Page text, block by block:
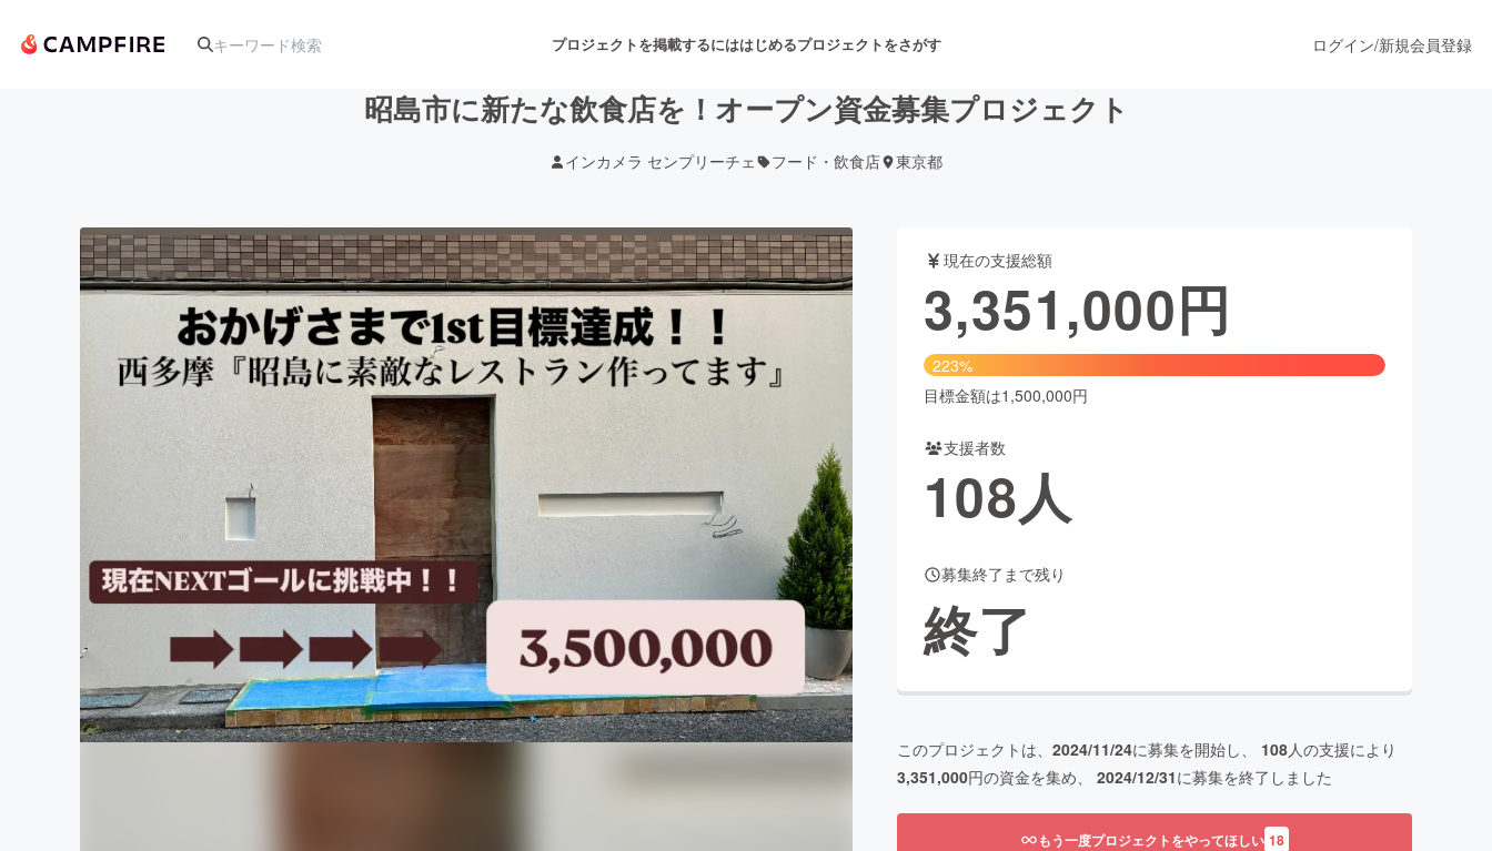
プロジェクトを掲載するにははじめるプロジェクトをさがす
アート・写真 音楽 舞台・パフォーマンス
テクノロジー・ガジェット ゲーム・サービス開発 ファッション
映像・映画 書籍・雑誌出版
ビジネス・起業 ビューティー・ヘルスケア
まちづくり・地域活性化
CAMPFIRE Creation
machi-yaコミュニティ
ログイン/新規会員登録
昭島市に新たな飲食店を！オープン資金募集プロジェクト
インカメラ センプリーチェ フード・飲食店 東京都
現在の支援総額
3,351,000円
223%
目標金額は1,500,000円
支援者数
108人
募集終了まで残り
終了
このプロジェクトは、 2024/11/24に募集を開始し、 108人の支援により
3,351,000円の資金を集め、 2024/12/31に募集を終了しました
もう一度プロジェクトをやってほしい 18